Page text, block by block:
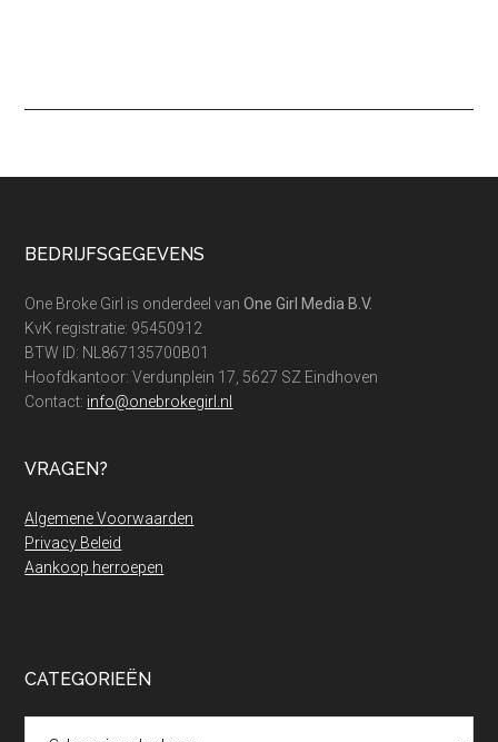
Footer
BEDRIJFSGEGEVENS
One Broke Girl is onderdeel vanOne Girl Media B.V.
KvK registratie: 95450912
BTW ID: NL867135700B01
Hoofdkantoor: Verdunplein 17, 5627 SZ Eindhoven
Contact: info@onebrokegirl.nl
VRAGEN?
Algemene Voorwaarden
Privacy Beleid
Aankoop herroepen
CATEGORIEËN